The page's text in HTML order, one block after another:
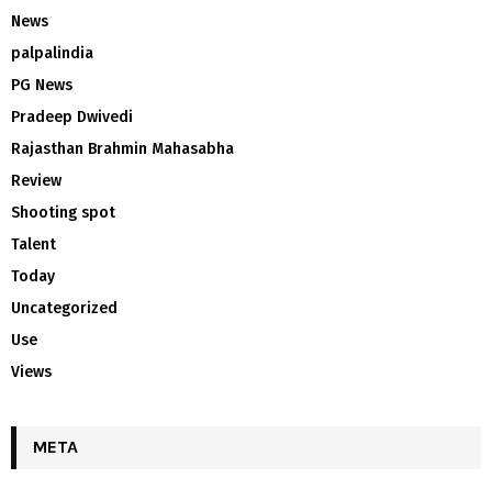
News
palpalindia
PG News
Pradeep Dwivedi
Rajasthan Brahmin Mahasabha
Review
Shooting spot
Talent
Today
Uncategorized
Use
Views
META